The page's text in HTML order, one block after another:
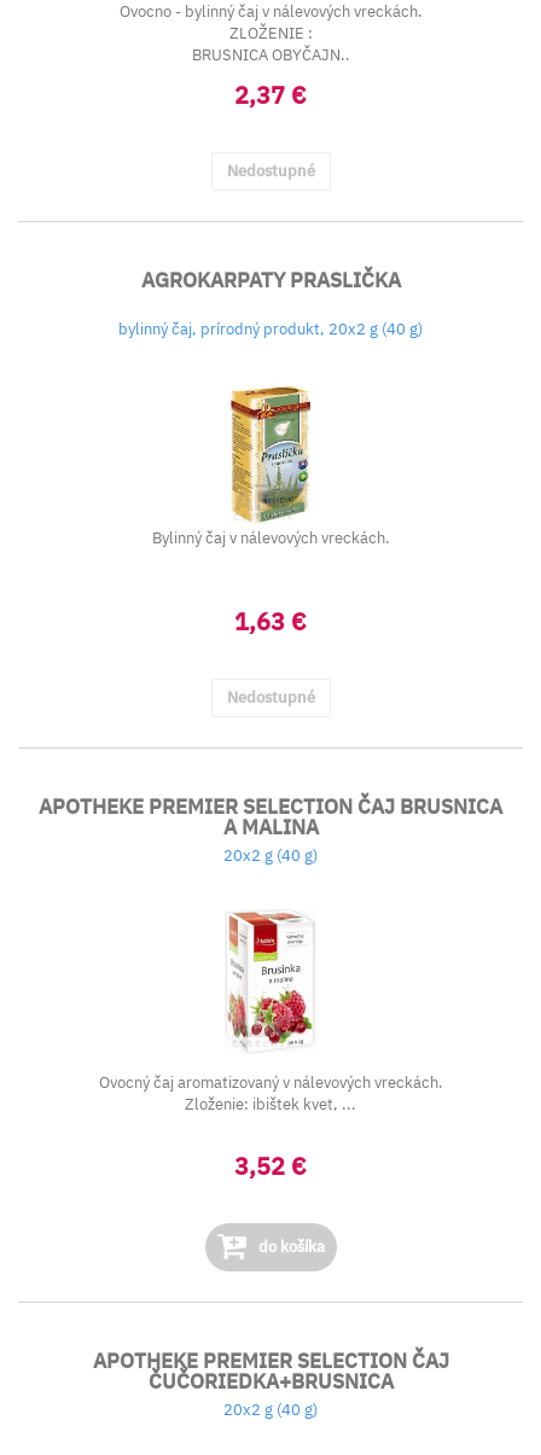
Ovocno - bylinný čaj v nálevových vreckách.
ZLOŽENIE :
BRUSNICA OBYČAJN..
2,37 €
Nedostupné
AGROKARPATY PRASLIČKA
bylinný čaj, prírodný produkt, 20x2 g (40 g)
Bylinný čaj v nálevových vreckách.
1,63 €
Nedostupné
APOTHEKE PREMIER SELECTION ČAJ BRUSNICA
A MALINA
20x2 g (40 g)
Ovocný čaj aromatizovaný v nálevových vreckách.
Zloženie: ibištek kvet, ...
3,52 €
do košíka
APOTHEKE PREMIER SELECTION ČAJ
ČUČORIEDKA+BRUSNICA
20x2 g (40 g)